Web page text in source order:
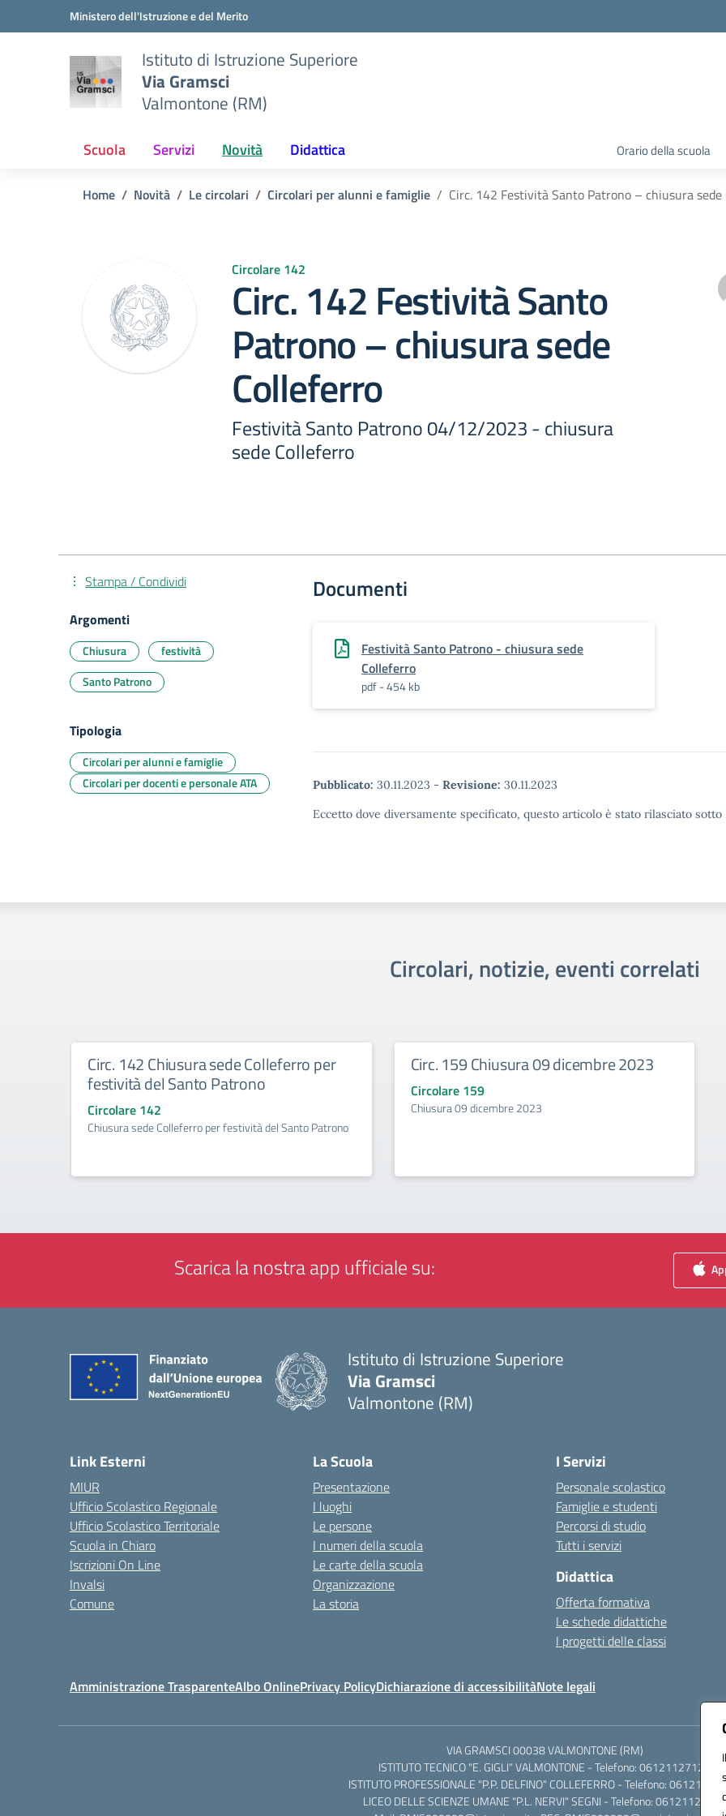
Vai ai contenuti
Vai al menu di navigazioneMinistero dell'Istruzione e del Merito
Istituto di Istruzione Superiore
Via Gramsci
Valmontone (RM)
Scuola Servizi Novità Didattica Orario della scuola
Home Novità Le circolari Circolari per alunni e famiglie Circ. 142 Festività Santo Patrono – chiusura
Circolare 142
Circ. 142 Festività Santo
Patrono – chiusura sede
Colleferro
Festività Santo Patrono 04/12/2023 - chiusura
sede Colleferro
Documenti
Festività Santo Patrono - chiusura sede
Colleferro
pdf - 454 kb
Pubblicato: 30.11.2023 - Revisione: 30.11.2023
Eccetto dove diversamente specificato, questo articolo è stato rilasciato
Stampa / Condividi
Argomenti
Chiusura
festività
Santo Patrono
Tipologia
Circolari per alunni e famiglie
Circolari per docenti e personale ATA
Circolari, notizie, eventi correlati
Circ. 142 Chiusura sede Colleferro per
festività del Santo Patrono
Circolare 142
Chiusura sede Colleferro per festività del Santo Patrono
Circ. 159 Chiusura 09 dicembre 2023
Circolare 159
Chiusura 09 dicembre 2023
Scarica la nostra app ufficiale su:
Istituto di Istruzione Superiore
Via Gramsci
Valmontone (RM)
Link Esterni
MIUR
Ufficio Scolastico Regionale
Ufficio Scolastico Territoriale
Scuola in Chiaro
Iscrizioni On Line
Invalsi
Comune
La Scuola
Presentazione
I luoghi
Le persone
I numeri della scuola
Le carte della scuola
Organizzazione
La storia
I Servizi
Personale scolastico
Famiglie e studenti
Percorsi di studio
Tutti i servizi
Didattica
Offerta formativa
Le schede didattiche
I progetti delle classi
Amministrazione TrasparenteAlbo OnlinePrivacy PolicyDichiarazione di accessibilitàNote legali
VIA GRAMSCI 00038 VALMONTONE (RM)
ISTITUTO TECNICO "E. GIGLI" VALMONTONE - Telefono: 06121127125
ISTITUTO PROFESSIONALE "P.P. DELFINO" COLLEFERRO - Telefono:
LICEO DELLE SCIENZE UMANE "P.L. NERVI" SEGNI - Telefono: 06121126845